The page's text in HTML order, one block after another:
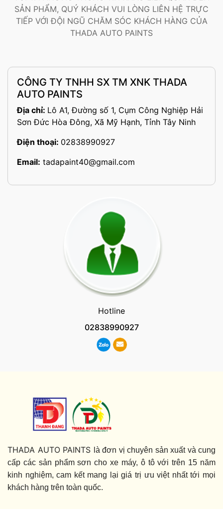
SẢN PHẨM, QUÝ KHÁCH VUI LÒNG LIÊN HỆ TRỰC
TIẾP VỚI ĐỘI NGŨ CHĂM SÓC KHÁCH HÀNG CỦA
THADA AUTO PAINTS
CÔNG TY TNHH SX TM XNK THADA
AUTO PAINTS
Địa chỉ: Lô A1, Đường số 1, Cụm Công Nghiệp Hải
Sơn Đức Hòa Đông, Xã Mỹ Hạnh, Tỉnh Tây Ninh
Điện thoại: 02838990927
Email: tadapaint40@gmail.com
Hotline
02838990927
THADA AUTO PAINTS là đơn vị chuyên sản xuất và cung
cấp các sản phẩm sơn cho xe máy, ô tô với trên 15 năm
kinh nghiệm, cam kết mang lại giá trị ưu việt nhất tới mọi
khách hàng trên toàn quốc.